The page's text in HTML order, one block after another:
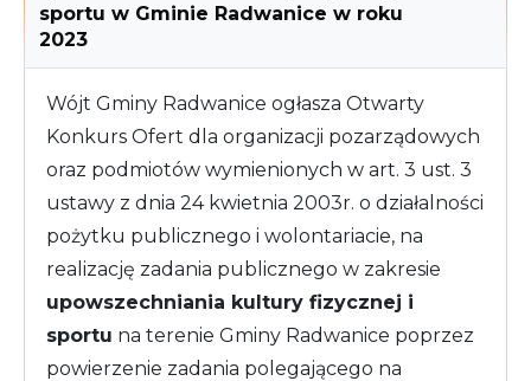
sportu w Gminie Radwanice w roku
2023
Wójt Gminy Radwanice ogłasza Otwarty
Konkurs Ofert dla organizacji pozarządowych
oraz podmiotów wymienionych w art. 3 ust. 3
ustawy z dnia 24 kwietnia 2003r. o działalności
pożytku publicznego i wolontariacie, na
realizację zadania publicznego w zakresie
upowszechniania kultury fizycznej i
sportu na terenie Gminy Radwanice poprzez
powierzenie zadania polegającego na